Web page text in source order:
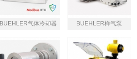
BUEHLER气体冷却器 BUEHLER样气泵